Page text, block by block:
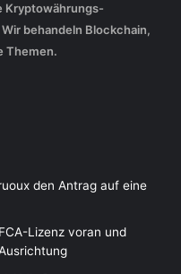
Kryptowährungs-
behandeln Blockchain,
Themen.
den Antrag auf eine
Lizenz voran und